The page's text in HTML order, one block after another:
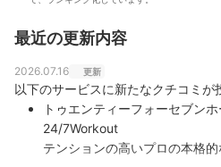
最近の更新内容
2026.07.16 更新
以下のサービスに新たなクチコミが
トゥエンティーフォーセブン
24/7Workout
テンションの高いプロの本格